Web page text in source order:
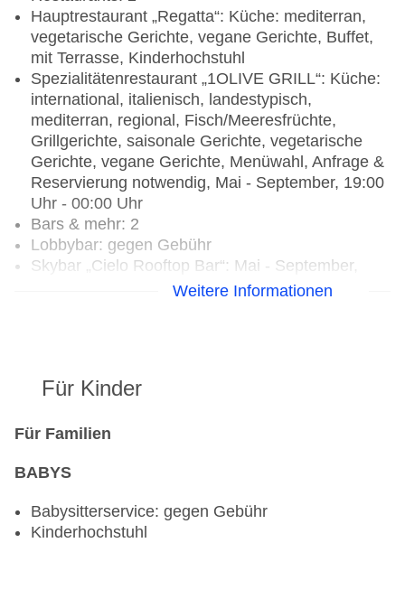
Hauptrestaurant „Regatta“: Küche: mediterran,
vegetarische Gerichte, vegane Gerichte, Buffet,
mit Terrasse, Kinderhochstuhl
Spezialitätenrestaurant „1OLIVE GRILL“: Küche:
international, italienisch, landestypisch,
mediterran, regional, Fisch/Meeresfrüchte,
Grillgerichte, saisonale Gerichte, vegetarische
Gerichte, vegane Gerichte, Menüwahl, Anfrage &
Reservierung notwendig, Mai - September, 19:00
Uhr - 00:00 Uhr
Bars & mehr: 2
Lobbybar: gegen Gebühr
Skybar „Cielo Rooftop Bar“: Mai - September,
18:00 Uhr - 00:00 UhrWeitere Informationen
Für Kinder
Für Familien
BABYS
Babysitterservice: gegen Gebühr
Kinderhochstuhl